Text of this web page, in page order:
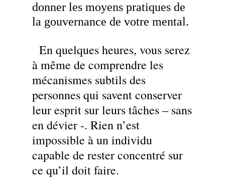
donner les moyens pratiques de
la gouvernance de votre mental.
En quelques heures, vous serez
à même de comprendre les
mécanismes subtils des
personnes qui savent conserver
leur esprit sur leurs tâches – sans
en dévier -. Rien n’est
impossible à un individu
capable de rester concentré sur
ce qu’il doit faire.